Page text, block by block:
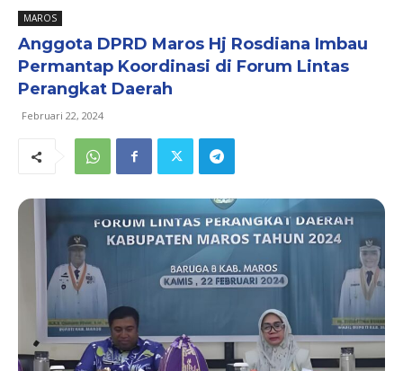
MAROS
Anggota DPRD Maros Hj Rosdiana Imbau
Permantap Koordinasi di Forum Lintas
Perangkat Daerah
Februari 22, 2024